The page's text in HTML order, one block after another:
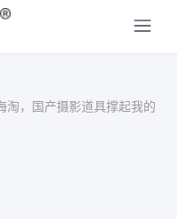
淘，国产摄影道具撑起我的